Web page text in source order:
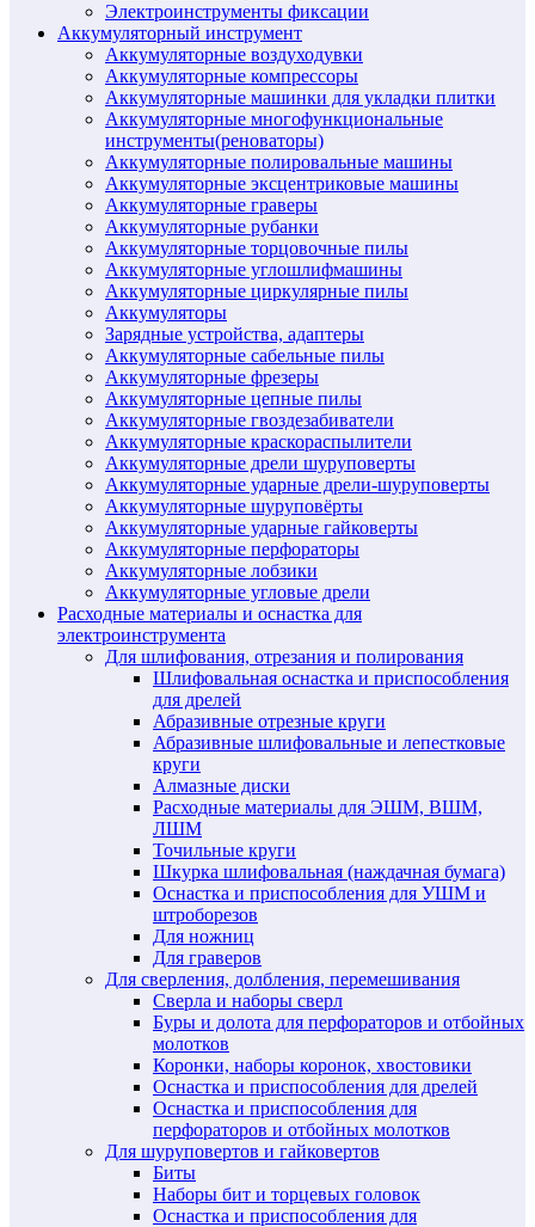
Электроинструменты фиксации
Аккумуляторный инструмент
Аккумуляторные воздуходувки
Аккумуляторные компрессоры
Аккумуляторные машинки для укладки плитки
Аккумуляторные многофункциональные
инструменты(реноваторы)
Аккумуляторные полировальные машины
Аккумуляторные эксцентриковые машины
Аккумуляторные граверы
Аккумуляторные рубанки
Аккумуляторные торцовочные пилы
Аккумуляторные углошлифмашины
Аккумуляторные циркулярные пилы
Аккумуляторы
Зарядные устройства, адаптеры
Аккумуляторные сабельные пилы
Аккумуляторные фрезеры
Аккумуляторные цепные пилы
Аккумуляторные гвоздезабиватели
Аккумуляторные краскораспылители
Аккумуляторные дрели шуруповерты
Аккумуляторные ударные дрели-шуруповерты
Аккумуляторные шуруповёрты
Аккумуляторные ударные гайковерты
Аккумуляторные перфораторы
Аккумуляторные лобзики
Аккумуляторные угловые дрели
Расходные материалы и оснастка для
электроинструмента
Для шлифования, отрезания и полирования
Шлифовальная оснастка и приспособления
для дрелей
Абразивные отрезные круги
Абразивные шлифовальные и лепестковые
круги
Алмазные диски
Расходные материалы для ЭШМ, ВШМ,
ЛШМ
Точильные круги
Шкурка шлифовальная (наждачная бумага)
Оснастка и приспособления для УШМ и
штроборезов
Для ножниц
Для граверов
Для сверления, долбления, перемешивания
Сверла и наборы сверл
Буры и долота для перфораторов и отбойных
молотков
Коронки, наборы коронок, хвостовики
Оснастка и приспособления для дрелей
Оснастка и приспособления для
перфораторов и отбойных молотков
Для шуруповертов и гайковертов
Биты
Наборы бит и торцевых головок
Оснастка и приспособления для